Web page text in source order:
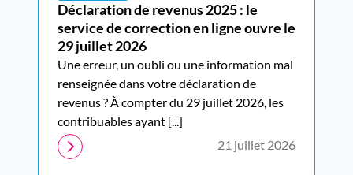
Déclaration de revenus 2025 : le
service de correction en ligne ouvre le
29 juillet 2026
Une erreur, un oubli ou une information mal
renseignée dans votre déclaration de
revenus ? À compter du 29 juillet 2026, les
contribuables ayant [...]
21 juillet 2026